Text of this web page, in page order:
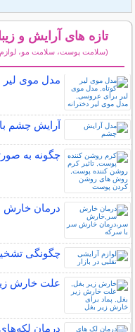
تازه های آرایش و
(سلامت پوست، سلامت مو،
مدل موی لیر
آرایش چشم با 5 مدل
چگونه به
درمان خارش
چگونگی
علت خارش
درمان